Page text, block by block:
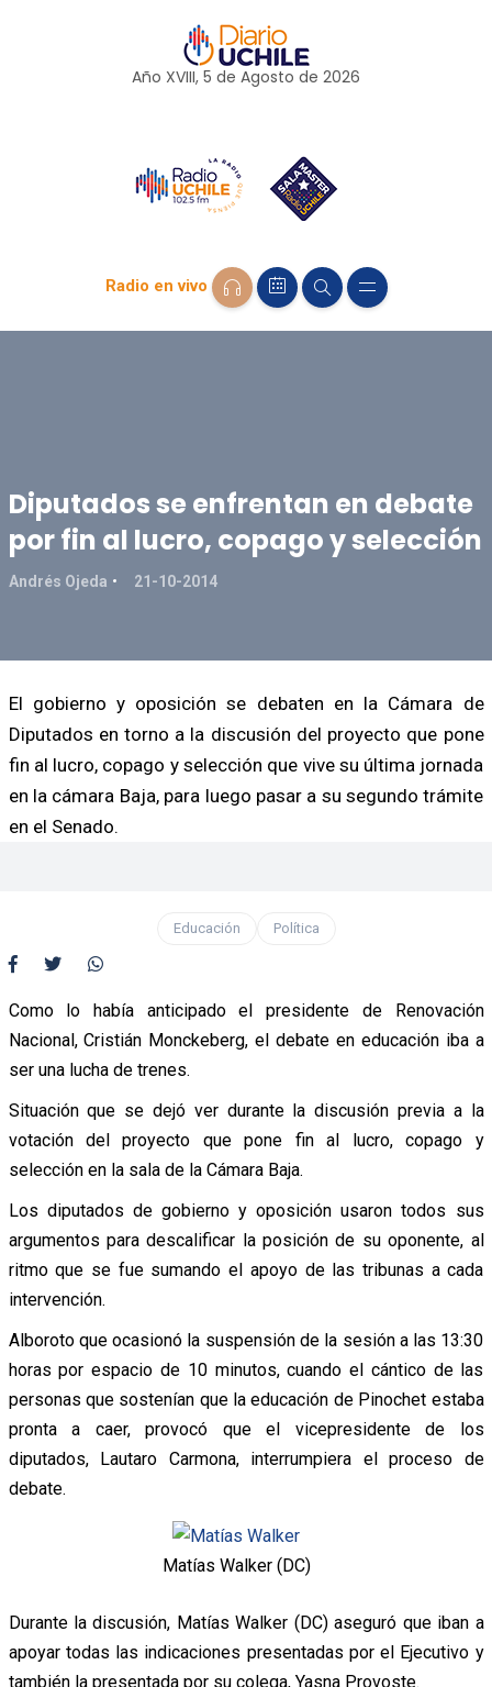
Año XVIII, 5 de Agosto de 2026
Radio en vivo
Diputados se enfrentan en debate
por fin al lucro, copago y selección
Andrés Ojeda 21-10-2014
El gobierno y oposición se debaten en la Cámara de
Diputados en torno a la discusión del proyecto que pone
fin al lucro, copago y selección que vive su última jornada
en la cámara Baja, para luego pasar a su segundo trámite
en el Senado.
Educación Política
Como lo había anticipado el presidente de Renovación
Nacional, Cristián Monckeberg, el debate en educación iba a
ser una lucha de trenes.
Situación que se dejó ver durante la discusión previa a la
votación del proyecto que pone fin al lucro, copago y
selección en la sala de la Cámara Baja.
Los diputados de gobierno y oposición usaron todos sus
argumentos para descalificar la posición de su oponente, al
ritmo que se fue sumando el apoyo de las tribunas a cada
intervención.
Alboroto que ocasionó la suspensión de la sesión a las 13:30
horas por espacio de 10 minutos, cuando el cántico de las
personas que sostenían que la educación de Pinochet estaba
pronta a caer, provocó que el vicepresidente de los
diputados, Lautaro Carmona, interrumpiera el proceso de
debate.
Matías Walker (DC)
Durante la discusión, Matías Walker (DC) aseguró que iban a
apoyar todas las indicaciones presentadas por el Ejecutivo y
también la presentada por su colega, Yasna Provoste.